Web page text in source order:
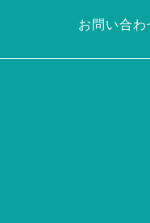
かしの曲をソロ踊ります […]
お問い合わ